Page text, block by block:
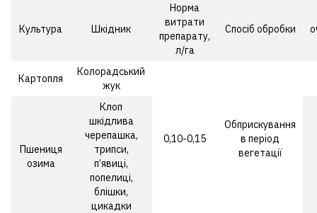
Культура Шкідник
Норма
витрати
препарату,
л/га
Спосіб обробки
Картопля
Колорадський
жук
0,10-0,15
Обприскування
в період
вегетації
Пшениця
озима
Клоп
шкідлива
черепашка,
трипси,
п’явиці,
попелиці,
блішки,
цикадки